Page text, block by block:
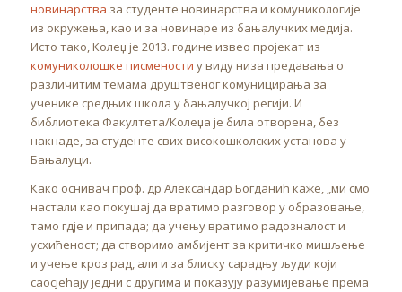
новинарства за студенте новинарства и комуникологије
из окружења, као и за новинаре из бањалучких медија.
Исто тако, Колеџ је 2013. године извео пројекат из
комуниколошке писмености у виду низа предавања о
различитим темама друштвеног комуницирања за
ученике средњих школа у бањалучкој регији. И
библиотека Факултета/Колеџа је била отворена, без
накнаде, за студенте свих високошколских установа у
Бањалуци.
Како оснивач проф. др Александар Богданић каже, „ми смо
настали као покушај да вратимо разговор у образовање,
тамо гдје и припада; да учењу вратимо радозналост и
усхићеност; да створимо амбијент за критичко мишљење
и учење кроз рад, али и за блиску сарадњу људи који
саосјећају једни с другима и показују разумијевање према